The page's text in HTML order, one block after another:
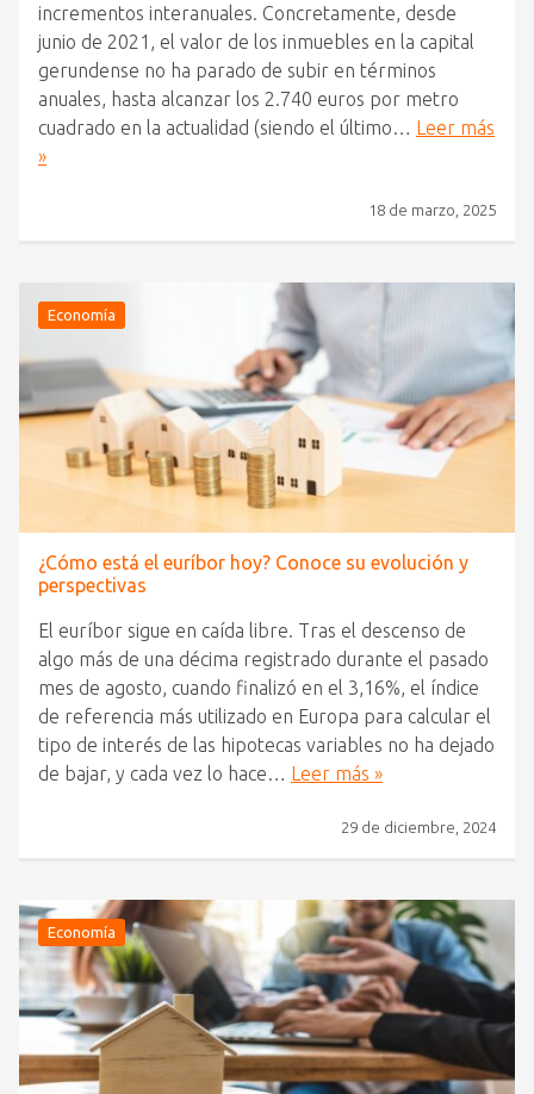
incrementos interanuales. Concretamente, desde
junio de 2021, el valor de los inmuebles en la capital
gerundense no ha parado de subir en términos
anuales, hasta alcanzar los 2.740 euros por metro
cuadrado en la actualidad (siendo el último… Leer más
»
18 de marzo, 2025
Economía
¿Cómo está el euríbor hoy? Conoce su evolución y
perspectivas
El euríbor sigue en caída libre. Tras el descenso de
algo más de una décima registrado durante el pasado
mes de agosto, cuando finalizó en el 3,16%, el índice
de referencia más utilizado en Europa para calcular el
tipo de interés de las hipotecas variables no ha dejado
de bajar, y cada vez lo hace… Leer más »
29 de diciembre, 2024
Economía